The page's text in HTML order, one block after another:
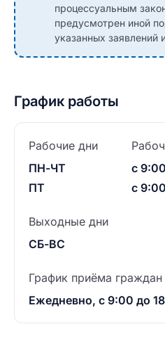
процессуальным
предусмотрен иной
указанных заявлений
График работы
Рабочие дни
ПН-ЧТ
ПТ
с
с
Выходные дни
СБ-ВС
График приёма граждан
Ежедневно, с 9:00 до